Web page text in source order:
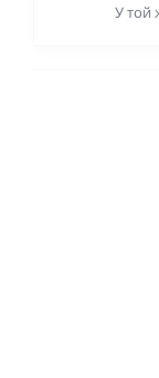
У той